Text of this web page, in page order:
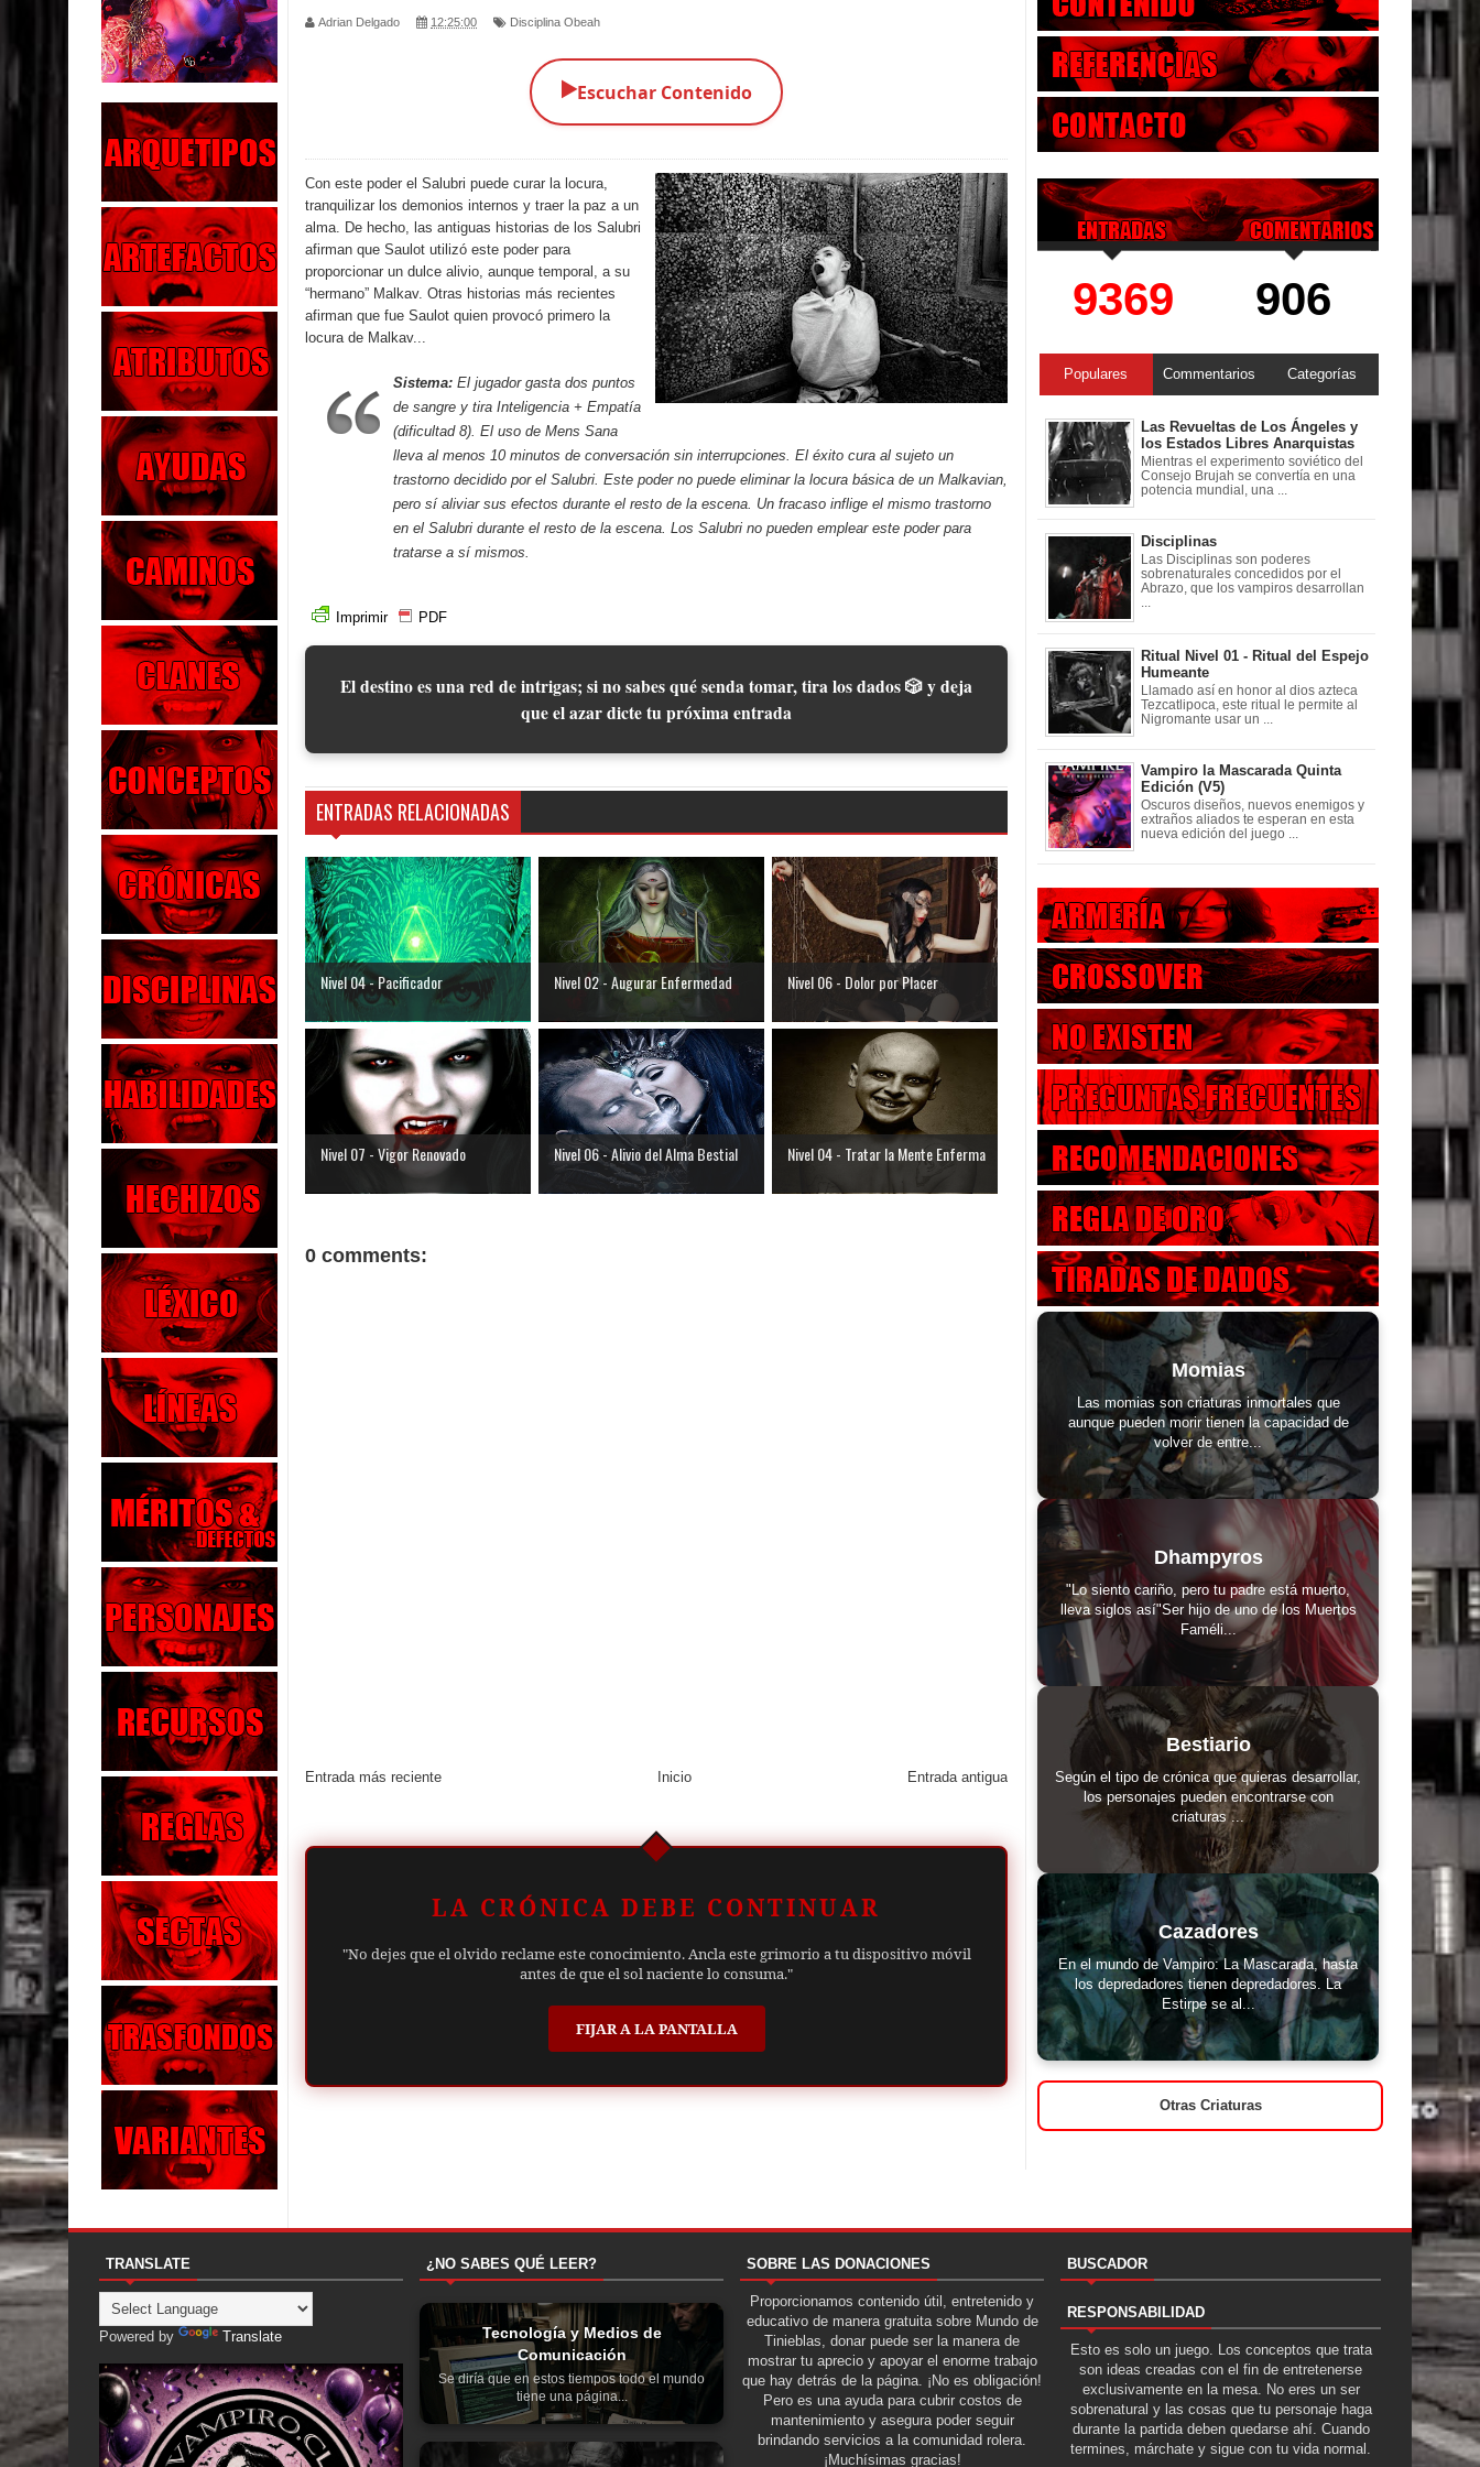
Parte 04: Oídos Sordos
Parte 03: La Traición
Parte 02: Vuelve el Hijo Prodigo
Parte 01: El Comienzo
Parte 01: El Enemigo Interior
Exaltados y Muertos Vivientes
Los Muertos se Levantan (Relato)
Los Monstruos más Buscados
Parte 09: Los Muertos Cuentan Cuentos
Adrian Delgado 12:25:00 Disciplina Obeah
▶️Escuchar Contenido
Con este poder el Salubri puede curar la locura,
tranquilizar los demonios internos y traer la paz a un
alma. De hecho, las antiguas historias de los Salubri
afirman que Saulot utilizó este poder para
proporcionar un dulce alivio, aunque temporal, a su
“hermano” Malkav. Otras historias más recientes
afirman que fue Saulot quien provocó primero la
locura de Malkav...
Sistema: El jugador gasta dos puntos
de sangre y tira Inteligencia + Empatía
(dificultad 8). El uso de Mens Sana
lleva al menos 10 minutos de conversación sin interrupciones. El éxito cura al sujeto un
trastorno decidido por el Salubri. Este poder no puede eliminar la locura básica de un Malkavian,
pero sí aliviar sus efectos durante el resto de la escena. Un fracaso inflige el mismo trastorno
en el Salubri durante el resto de la escena. Los Salubri no pueden emplear este poder para
tratarse a sí mismos.
Imprimir PDF
El destino es una red de intrigas; si no sabes qué senda tomar, tira los dados 🎲 y deja
que el azar dicte tu próxima entrada
ENTRADAS RELACIONADAS
Nivel 04 - Pacificador Nivel 02 - Augurar Enfermedad Nivel 06 - Dolor por Placer
Nivel 07 - Vigor Renovado Nivel 06 - Alivio del Alma Bestial Nivel 04 - Tratar la Mente Enferma
0 comments:
Entrada más reciente Entrada antigua
Inicio
LA CRÓNICA DEBE CONTINUAR
"No dejes que el olvido reclame este conocimiento. Ancla este grimorio a tu dispositivo móvil
antes de que el sol naciente lo consuma."
FIJAR A LA PANTALLA
9369 906
Populares Commentarios Categorías
Las Revueltas de Los Ángeles y
los Estados Libres Anarquistas
Mientras el experimento soviético del
Consejo Brujah se convertía en una
potencia mundial, una ...
Disciplinas
Las Disciplinas son poderes
sobrenaturales concedidos por el
Abrazo, que los vampiros desarrollan
Ritual Nivel 01 - Ritual del Espejo
Humeante
Llamado así en honor al dios azteca
Tezcatlipoca, este ritual le permite al
Nigromante usar un ...
Vampiro la Mascarada Quinta
Edición (V5)
Oscuros diseños, nuevos enemigos y
extraños aliados te esperan en esta
nueva edición del juego ...
Momias
Las momias son criaturas inmortales que
aunque pueden morir tienen la capacidad de
volver de entre...
Dhampyros
"Lo siento cariño, pero tu padre está muerto,
lleva siglos así"Ser hijo de uno de los Muertos
Faméli...
Bestiario
Según el tipo de crónica que quieras desarrollar,
los personajes pueden encontrarse con
criaturas ...
Cazadores
En el mundo de Vampiro: La Mascarada, hasta
los depredadores tienen depredadores. La
Estirpe se al...
Otras Criaturas
TRANSLATE
Powered by Translate
¿NO SABES QUÉ LEER?
Tecnología y Medios de
Comunicación
Se diría que en estos tiempos todo el mundo
tiene una página...
SOBRE LAS DONACIONES
Proporcionamos contenido útil, entretenido y
educativo de manera gratuita sobre Mundo de
Tinieblas, donar puede ser la manera de
mostrar tu aprecio y apoyar el enorme trabajo
que hay detrás de la página. ¡No es obligación!
Pero es una ayuda para cubrir costos de
mantenimiento y asegura poder seguir
brindando servicios a la comunidad rolera.
¡Muchísimas gracias!
BUSCADOR
RESPONSABILIDAD
Esto es solo un juego. Los conceptos que trata
son ideas creadas con el fin de entretenerse
exclusivamente en la mesa. No eres un ser
sobrenatural y las cosas que tu personaje haga
durante la partida deben quedarse ahí. Cuando
termines, márchate y sigue con tu vida normal.